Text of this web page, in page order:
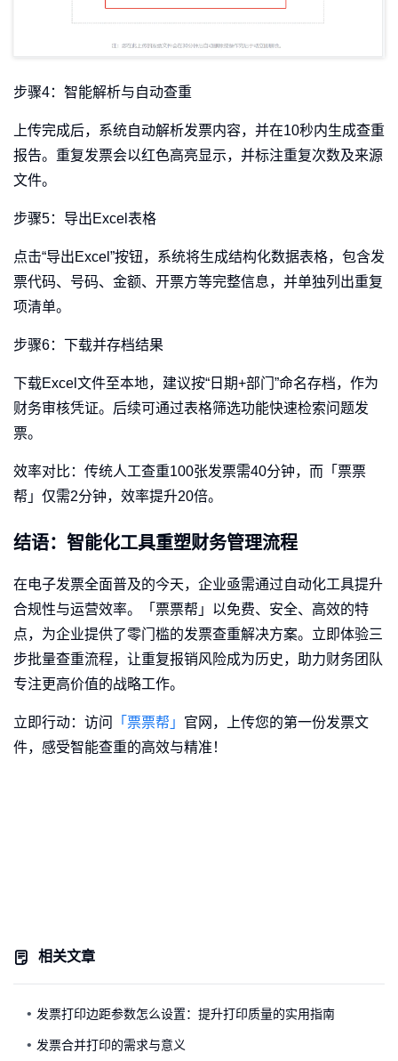
步骤4：智能解析与自动查重
上传完成后，系统自动解析发票内容，并在10秒内生成查重
报告。重复发票会以红色高亮显示，并标注重复次数及来源
文件。
步骤5：导出Excel表格
点击“导出Excel”按钮，系统将生成结构化数据表格，包含发
票代码、号码、金额、开票方等完整信息，并单独列出重复
项清单。
步骤6：下载并存档结果
下载Excel文件至本地，建议按“日期+部门”命名存档，作为
财务审核凭证。后续可通过表格筛选功能快速检索问题发
票。
效率对比：传统人工查重100张发票需40分钟，而「票票
帮」仅需2分钟，效率提升20倍。
结语：智能化工具重塑财务管理流程
在电子发票全面普及的今天，企业亟需通过自动化工具提升
合规性与运营效率。「票票帮」以免费、安全、高效的特
点，为企业提供了零门槛的发票查重解决方案。立即体验三
步批量查重流程，让重复报销风险成为历史，助力财务团队
专注更高价值的战略工作。
立即行动：访问 「票票帮」 官网，上传您的第一份发票文
件，感受智能查重的高效与精准！
相关文章
发票打印边距参数怎么设置：提升打印质量的实用指南
发票合并打印的需求与意义